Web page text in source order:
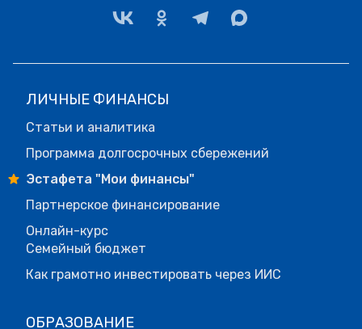
ЛИЧНЫЕ ФИНАНСЫ
Статьи и аналитика
Программа долгосрочных сбережений
Эстафета "Мои финансы"
Партнерское финансирование
Онлайн-курс
Семейный бюджет
Как грамотно инвестировать через ИИС
ОБРАЗОВАНИЕ